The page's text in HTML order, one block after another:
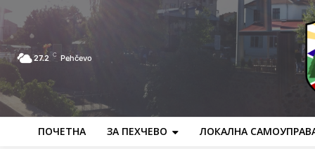
27.2 C Pehčevo
ПОЧЕТНА ЗА ПЕХЧЕВО ЛОКАЛНА